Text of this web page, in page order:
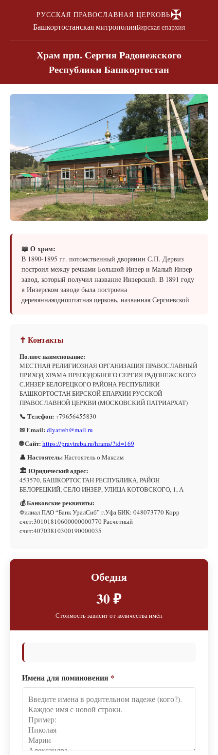
РУССКАЯ ПРАВОСЛАВНАЯ ЦЕРКОВЬ✠
Башкортостанская митрополияБирская епархия
Храм прп. Сергия Радонежского
Республики Башкортостан
📖 О храм:
В 1890-1895 гг. потомственный дворянин С.П. Дервиз
построил между речками Большой Инзер и Малый Инзер
завод, который получил название Инзерский. В 1891 году
в Инзерском заводе была построена
деревяннаяодноштатная церковь, названная Сергиевской
✝ Контакты
Полное наименование:
МЕСТНАЯ РЕЛИГИОЗНАЯ ОРГАНИЗАЦИЯ ПРАВОСЛАВНЫЙ
ПРИХОД ХРАМА ПРЕПОДОБНОГО СЕРГИЯ РАДОНЕЖСКОГО
С.ИНЗЕР БЕЛОРЕЦКОГО РАЙОНА РЕСПУБЛИКИ
БАШКОРТОСТАН БИРСКОЙ ЕПАРХИИ РУССКОЙ
ПРАВОСЛАВНОЙ ЦЕРКВИ (МОСКОВСКИЙ ПАТРИАРХАТ)
📞 Телефон: +79656455830
✉ Email: dlyatreb@mail.ru
🌐 Сайт: https://pravtreba.ru/hrams/?id=169
👤 Настоятель: Настоятель о.Максим
🏛 Юридический адрес:
453570, БАШКОРТОСТАН РЕСПУБЛИКА, РАЙОН
БЕЛОРЕЦКИЙ, СЕЛО ИНЗЕР, УЛИЦА КОТОВСКОГО, 1, А
💰 Банковские реквизиты:
Филиал ПАО “Банк УралСиб” г.Уфа БИК: 048073770 Корр
счет:30101810600000000770 Расчетный
счет:40703810300190000035
Обедня
30 ₽
Стоимость зависит от количества имён
Имена для поминовения *